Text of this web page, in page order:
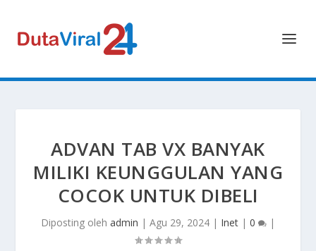
ADVAN TAB VX BANYAK
MILIKI KEUNGGULAN YANG
COCOK UNTUK DIBELI
Diposting oleh admin | Agu 29, 2024 | Inet | 0 |